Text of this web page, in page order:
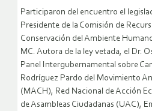
Participaron del encuentro el
Presidente de la Comisión de
Conservación del Ambiente
MC. Autora de la ley vetada, el Dr.
Panel Intergubernamental sobre
Rodríguez Pardo del Movimiento
(MACH), Red Nacional de Acción
de Asambleas Ciudadanas (UAC),